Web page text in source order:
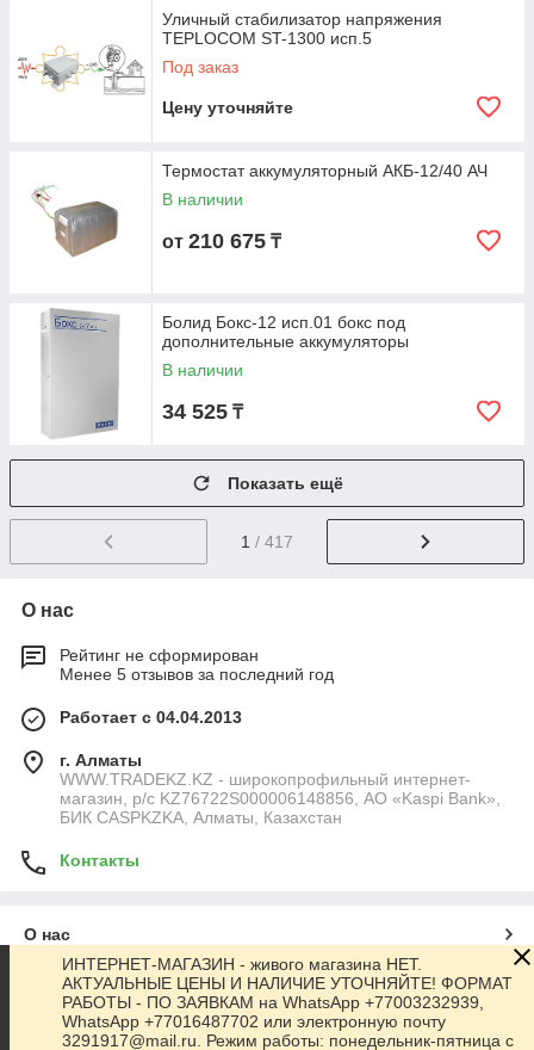
Уличный стабилизатор напряжения
TEPLOCOM ST-1300 исп.5
Под заказ
Цену уточняйте
Термостат аккумуляторный АКБ-12/40 АЧ
В наличии
от 210 675 ₸
Болид Бокс-12 исп.01 бокс под
дополнительные аккумуляторы
В наличии
34 525 ₸
Показать ещё
1 / 417
О нас
Рейтинг не сформирован
Менее 5 отзывов за последний год
Работает с 04.04.2013
г. Алматы
WWW.TRADEKZ.KZ - широкопрофильный интернет-
магазин, р/с KZ76722S000006148856, АО «Kaspi Bank»,
БИК CASPKZKA, Алматы, Казахстан
Контакты
О нас
Контакты
ИНТЕРНЕТ-МАГАЗИН - живого магазина НЕТ.
АКТУАЛЬНЫЕ ЦЕНЫ И НАЛИЧИЕ УТОЧНЯЙТЕ! ФОРМАТ
РАБОТЫ - ПО ЗАЯВКАМ на WhatsApp +77003232939,
WhatsApp +77016487702 или электронную почту
3291917@mail.ru. Режим работы: понедельник-пятница с